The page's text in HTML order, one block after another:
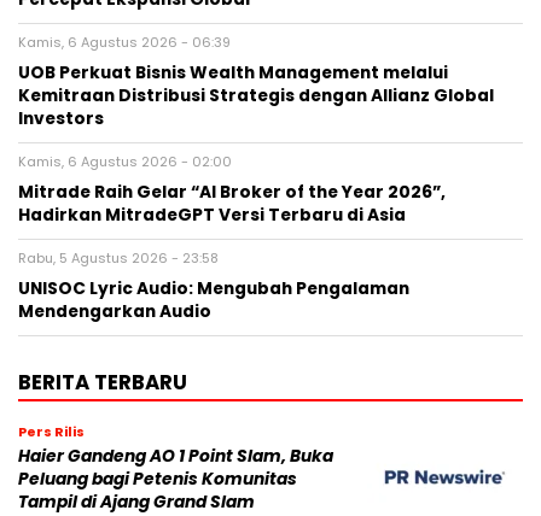
Kamis, 6 Agustus 2026 - 06:39
UOB Perkuat Bisnis Wealth Management melalui
Kemitraan Distribusi Strategis dengan Allianz Global
Investors
Kamis, 6 Agustus 2026 - 02:00
Mitrade Raih Gelar “AI Broker of the Year 2026”,
Hadirkan MitradeGPT Versi Terbaru di Asia
Rabu, 5 Agustus 2026 - 23:58
UNISOC Lyric Audio: Mengubah Pengalaman
Mendengarkan Audio
BERITA TERBARU
Pers Rilis
Haier Gandeng AO 1 Point Slam, Buka
Peluang bagi Petenis Komunitas
Tampil di Ajang Grand Slam